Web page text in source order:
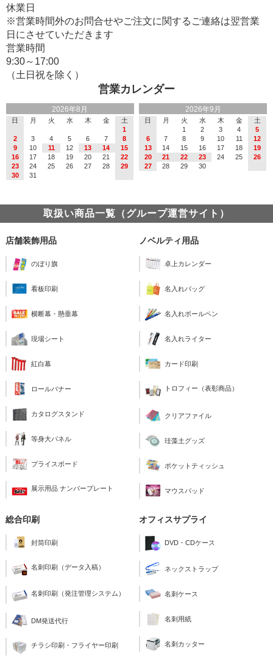
営業カレンダー
2026年8月
日 月 火 水 木 金
土
1
2
3 4 5 6 7
8
9
10 11 12 13 14
15
16
17 18 19 20 21
22
23
24 25 26 27 28
29
30
31
2026年9月
日 月 火 水 木 金
土
1
2 3 4
5
6
7 8 9 10 11
12
13
14 15 16 17 18
19
20
21 22 23 24 25
26
27
28 29 30
休業日
※営業時間外のお問合せやご注文に関するご連絡は翌営業
日にさせていただきます
営業時間
9:30～17:00
（土日祝を除く）
取扱い商品一覧（グループ運営サイト）
店舗装飾用品
のぼり旗
看板印刷
横断幕・懸垂幕
現場シート
紅白幕
ロールバナー
カタログスタンド
等身大パネル
プライスボード
展示用品 ナンバープレート
ノベルティ用品
卓上カレンダー
名入れバッグ
名入れボールペン
名入れライター
カード印刷
トロフィー（表彰商品）
クリアファイル
珪藻土グッズ
ポケットティッシュ
マウスパッド
総合印刷
封筒印刷
名刺印刷（データ入稿）
名刺印刷（発注管理システム）
DM発送代行
チラシ印刷・フライヤー印刷
オフィスサプライ
DVD・CDケース
ネックストラップ
名刺ケース
名刺用紙
名刺カッター